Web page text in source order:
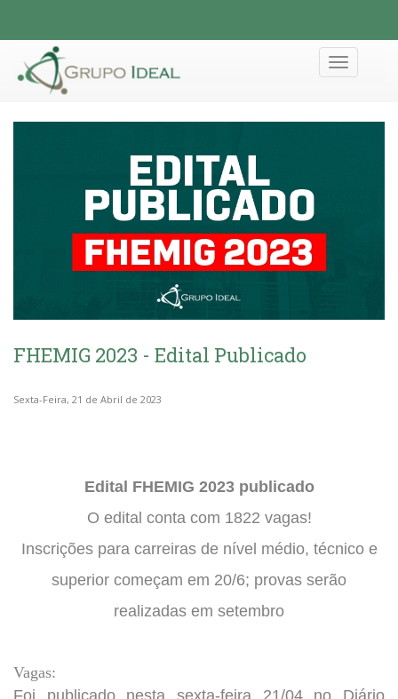
Toggle
FHEMIG 2023 - Edital Publicado
Sexta-Feira, 21 de Abril de 2023
Edital FHEMIG 2023 publicado
O edital conta com 1822 vagas!
Inscrições para carreiras de nível médio, técnico e
superior começam em 20/6; provas serão
realizadas em setembro
Vagas: